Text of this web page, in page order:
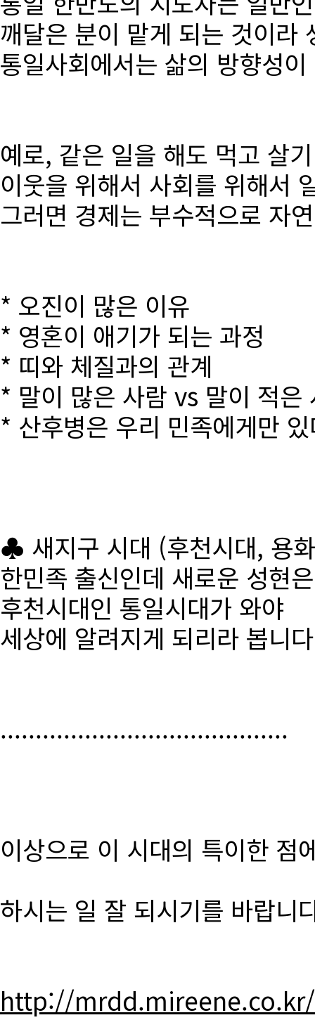
깨달은 분이 맡게 되는 것이라
통일사회에서는 삶의 방향성
예로, 같은 일을 해도 먹고 살
이웃을 위해서 사회를 위해서
그러면 경제는 부수적으로 자
* 오진이 많은 이유
* 영혼이 애기가 되는 과정
* 띠와 체질과의 관계
* 말이 많은 사람 vs 말이 적은
* 산후병은 우리 민족에게만
♣ 새지구 시대 (후천시대, 용
한민족 출신인데 새로운 성현
후천시대인 통일시대가 와야
세상에 알려지게 되리라 봅니
.........................................
이상으로 이 시대의 특이한 점
하시는 일 잘 되시기를 바랍니
http://